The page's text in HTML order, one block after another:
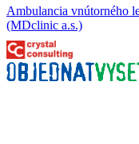
Ambulancia vnútorného
(MDclinic a.s.)